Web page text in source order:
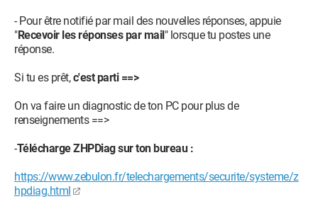
- Pour être notifié par mail des nouvelles réponses, appuie
"Recevoir les réponses par mail" lorsque tu postes une
réponse.
Si tu es prêt,c'est parti ==>
On va faire un diagnostic de ton PC pour plus de
renseignements ==>
-Télécharge ZHPDiag sur ton bureau :
https://www.zebulon.fr/telechargements/securite/systeme/z
hpdiag.html